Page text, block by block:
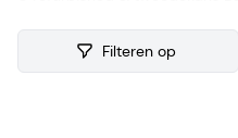
consumenten reviews,
kunt maken bij je aankoop.
Filteren op